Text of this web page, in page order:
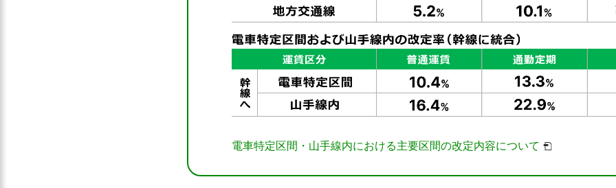
電車特定区間・山手線内における主要区間の改定内容について